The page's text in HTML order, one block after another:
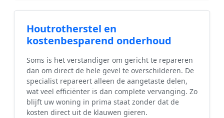
Houtrotherstel en
kostenbesparend onderhoud
Soms is het verstandiger om gericht te repareren
dan om direct de hele gevel te overschilderen. De
specialist repareert alleen de aangetaste delen,
wat veel efficiënter is dan complete vervanging. Zo
blijft uw woning in prima staat zonder dat de
kosten direct uit de klauwen gieren.